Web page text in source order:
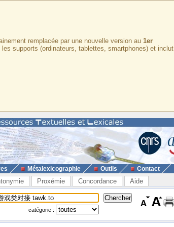
remplacée par une nouvelle version au 1er
supports (ordinateurs, tablettes, smartphones) et inclut
Métalexicographie Outils Contact
Proxémie Concordance Aide
catégorie :